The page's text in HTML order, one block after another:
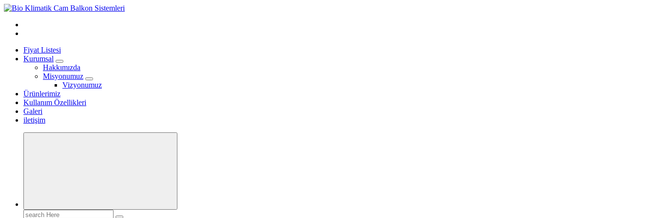
Skip
content
Fiyat Listesi
Kurumsal
Hakkımızda
Misyonumuz
Vizyonumuz
Ürünlerimiz
Kullanım Özellikleri
Galeri
iletişim
Search